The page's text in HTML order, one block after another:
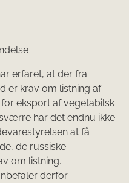
erfaret, at der fra
er krav om listning af
eksport af vegetabilsk
har det endnu ikke
at få
de russiske
om listning.
derfor